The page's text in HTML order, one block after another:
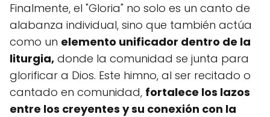
Finalmente, el "Gloria" no solo es un canto de
alabanza individual, sino que también actúa
como un elemento unificador dentro de la
liturgia, donde la comunidad se junta para
glorificar a Dios. Este himno, al ser recitado o
cantado en comunidad, fortalece los lazos
entre los creyentes y su conexión con la